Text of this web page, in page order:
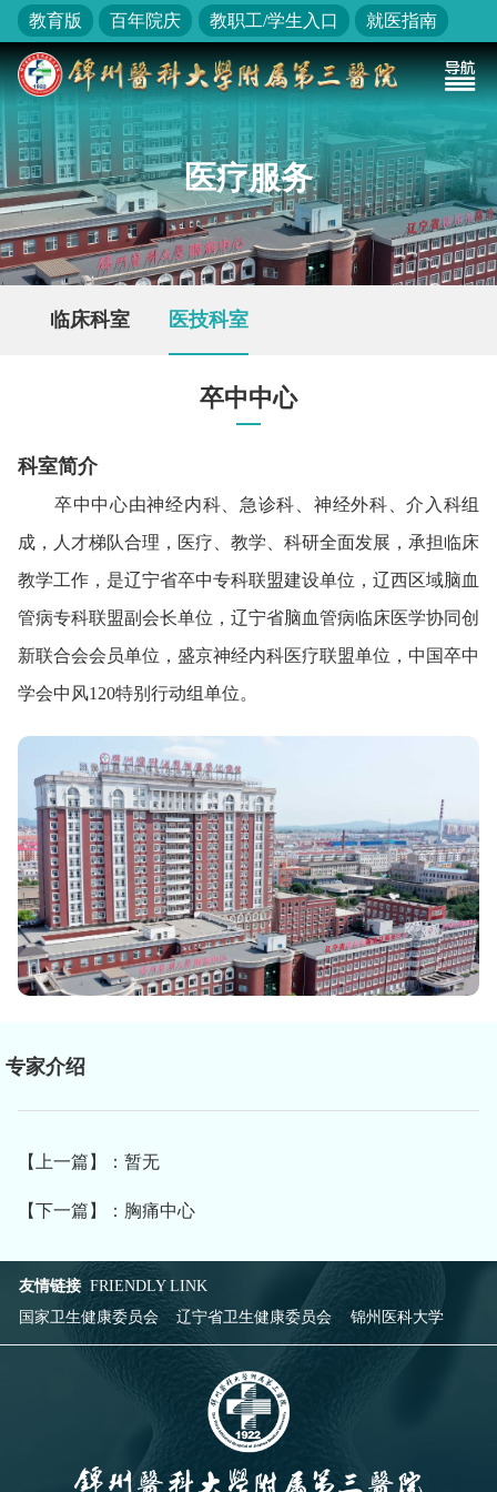
教育版 百年院庆 教职工/学生入口 就医指南
医疗服务
临床科室 医技科室
卒中中心
科室简介
卒中中心由神经内科、急诊科、神经外科、介入科组
成，人才梯队合理，医疗、教学、科研全面发展，承担临床
教学工作，是辽宁省卒中专科联盟建设单位，辽西区域脑血
管病专科联盟副会长单位，辽宁省脑血管病临床医学协同创
新联合会会员单位，盛京神经内科医疗联盟单位，中国卒中
学会中风120特别行动组单位。
专家介绍
【上一篇】：暂无
【下一篇】：胸痛中心
友情链接FRIENDLY LINK
国家卫生健康委员会
辽宁省卫生健康委员会 锦州医科大学